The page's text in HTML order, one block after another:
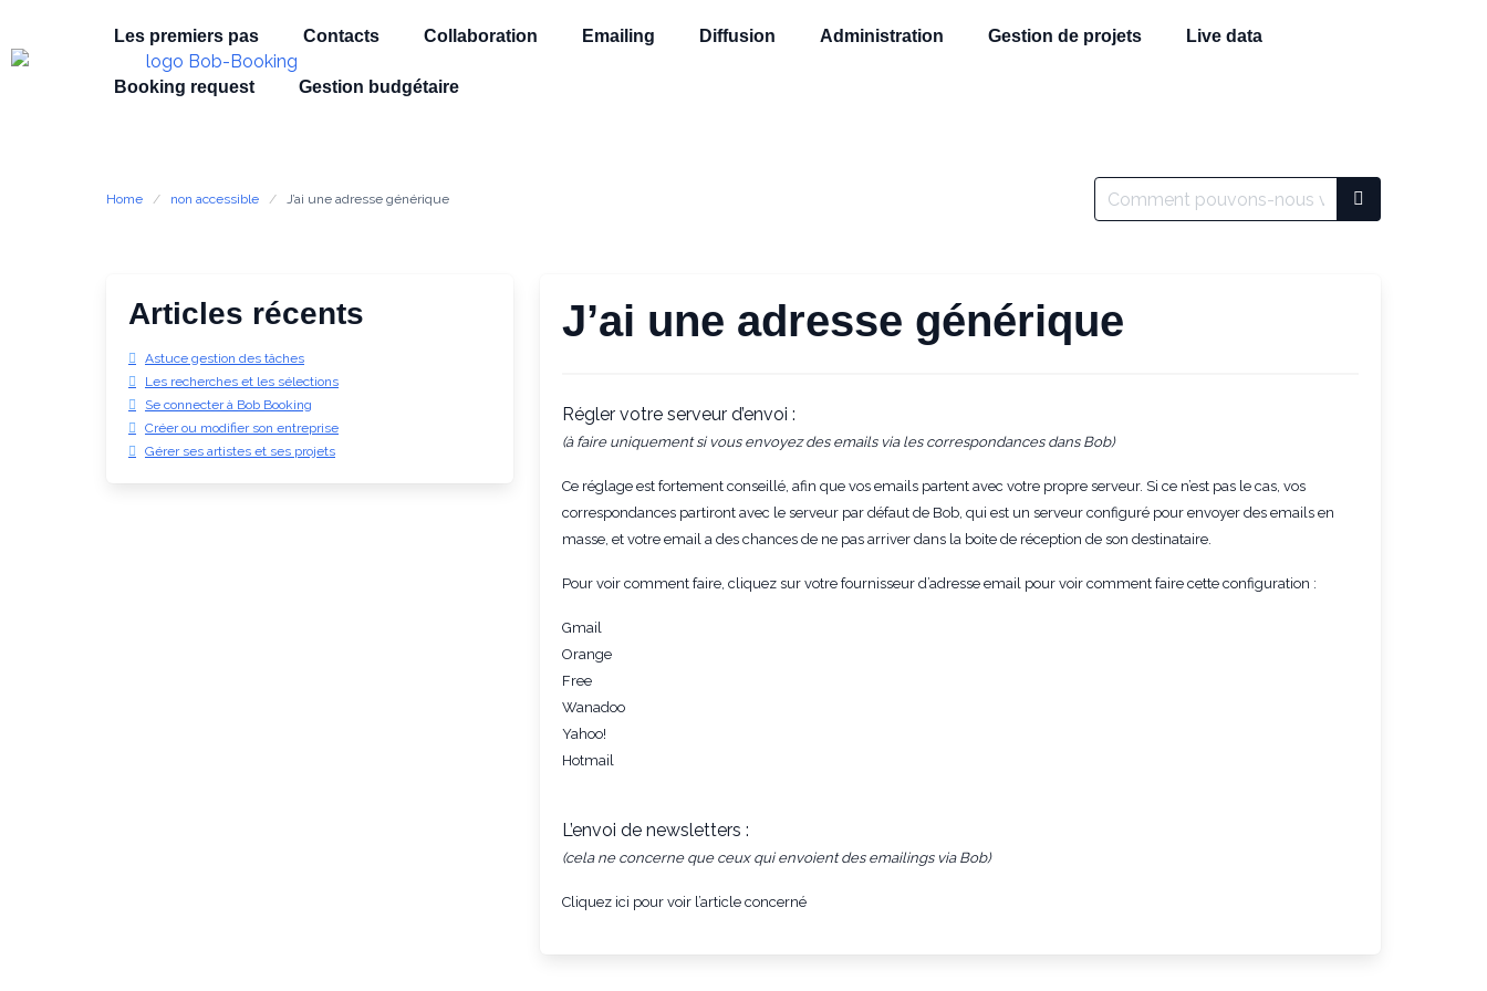
Les premiers pas Contacts Collaboration Emailing Diffusion Administration Gestion de projets Live data
Booking request Gestion budgétaire
Home non accessible J’ai une adresse générique
Articles récents
Astuce gestion des tâches
Les recherches et les sélections
Se connecter à Bob Booking
Créer ou modifier son entreprise
Gérer ses artistes et ses projets
J’ai une adresse générique
Régler votre serveur d’envoi :
(à faire uniquement si vous envoyez des emails via les correspondances dans Bob)
Ce réglage est fortement conseillé, afin que vos emails partent avec votre propre serveur. Si ce n’est pas le cas, vos
correspondances partiront avec le serveur par défaut de Bob, qui est un serveur configuré pour envoyer des emails en
masse, et votre email a des chances de ne pas arriver dans la boite de réception de son destinataire.
Pour voir comment faire, cliquez sur votre fournisseur d’adresse email pour voir comment faire cette configuration :
Gmail
Orange
Free
Wanadoo
Yahoo!
Hotmail
L’envoi de newsletters :
(cela ne concerne que ceux qui envoient des emailings via Bob)
Cliquez ici pour voir l’article concerné